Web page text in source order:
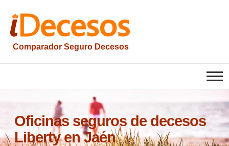
contenido
Comparador Seguro Decesos
Oficinas seguros de decesos
Liberty en Jaén